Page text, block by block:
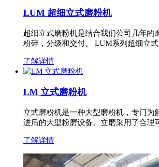
LUM 超细立式磨粉机
超细立式磨粉机是结合我们公司几年
粉碎，分级和交付。 LUM系列超细立
了解详情
LM 立式磨粉机
立式磨粉机是一种大型磨粉机，专门
进后的大型粉磨设备。立磨采用了合理
了解详情